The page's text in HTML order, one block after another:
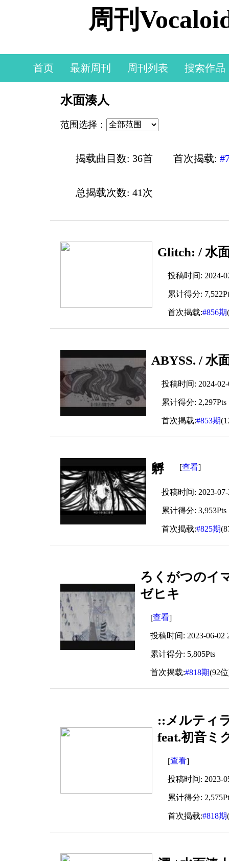
周刊
首页 最新周刊 周刊列表 搜索作品
水面湊人
范围选择：
揭载曲目数: 36首 首次揭载:
总揭载次数: 41次
Glitch: / 水
投稿时间: 2024-
累计得分:
首次揭载:#856期
ABYSS. / 水
投稿时间: 2024-02-
累计得分: 2,297Pts
首次揭载:#853期
孵 [查看]
投稿时间: 2023-07-
累计得分: 3,953Pts
首次揭载:#825期
ろくがつのイ
ゼヒキ
[查看]
投稿时间: 2023-06-02
累计得分: 5,805Pts
首次揭载:#818期(92
::メルティ
feat.初音ミ
[查看]
投稿时间: 2023-
累计得分:
首次揭载:#818期